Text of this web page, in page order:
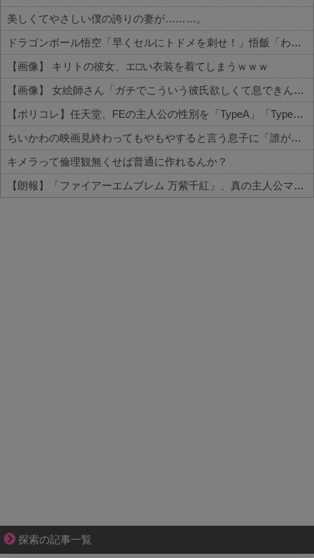
美しくてやさしい僕の誇りの妻が………。
ドラゴンボール悟空「早くセルにトドメを刺せ！」悟飯「わかりましたお父さん」←これｗｗｗ
【画像】 キリトの彼女、エ□い衣装を着てしまうｗｗｗ
【画像】 女絵師さん「ガチでこういう彼氏欲しくて息できん」→2000万view
【ポリコレ】任天堂、FEの主人公の性別を「TypeA」「TypeB」と言ってしまう…
ちいかわの映画見終わってもやもやすると言う息子に「誰が一番悪いと思った？」と聞いたら衝撃の回答が…
キメラって倫理観無くせば普通に作れるんか？
【朗報】「ファイアーエムブレム 万紫千紅」、真の主人公マイユニはキャラメイク可能ｗｗ
探索の記事一覧